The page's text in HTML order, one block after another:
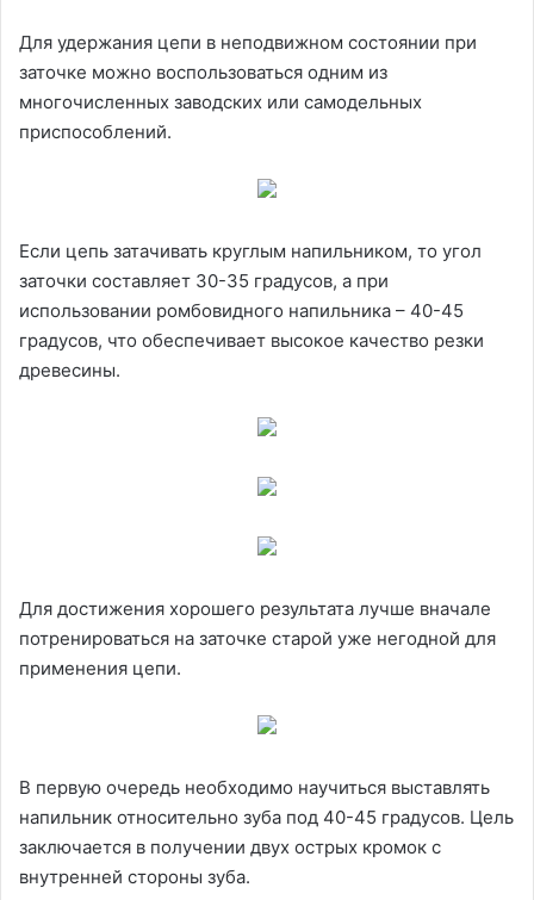
Для удержания цепи в неподвижном состоянии при
заточке можно воспользоваться одним из
многочисленных заводских или самодельных
приспособлений.
Если цепь затачивать круглым напильником, то угол
заточки составляет 30-35 градусов, а при
использовании ромбовидного напильника – 40-45
градусов, что обеспечивает высокое качество резки
древесины.
Для достижения хорошего результата лучше вначале
потренироваться на заточке старой уже негодной для
применения цепи.
В первую очередь необходимо научиться выставлять
напильник относительно зуба под 40-45 градусов. Цель
заключается в получении двух острых кромок с
внутренней стороны зуба.